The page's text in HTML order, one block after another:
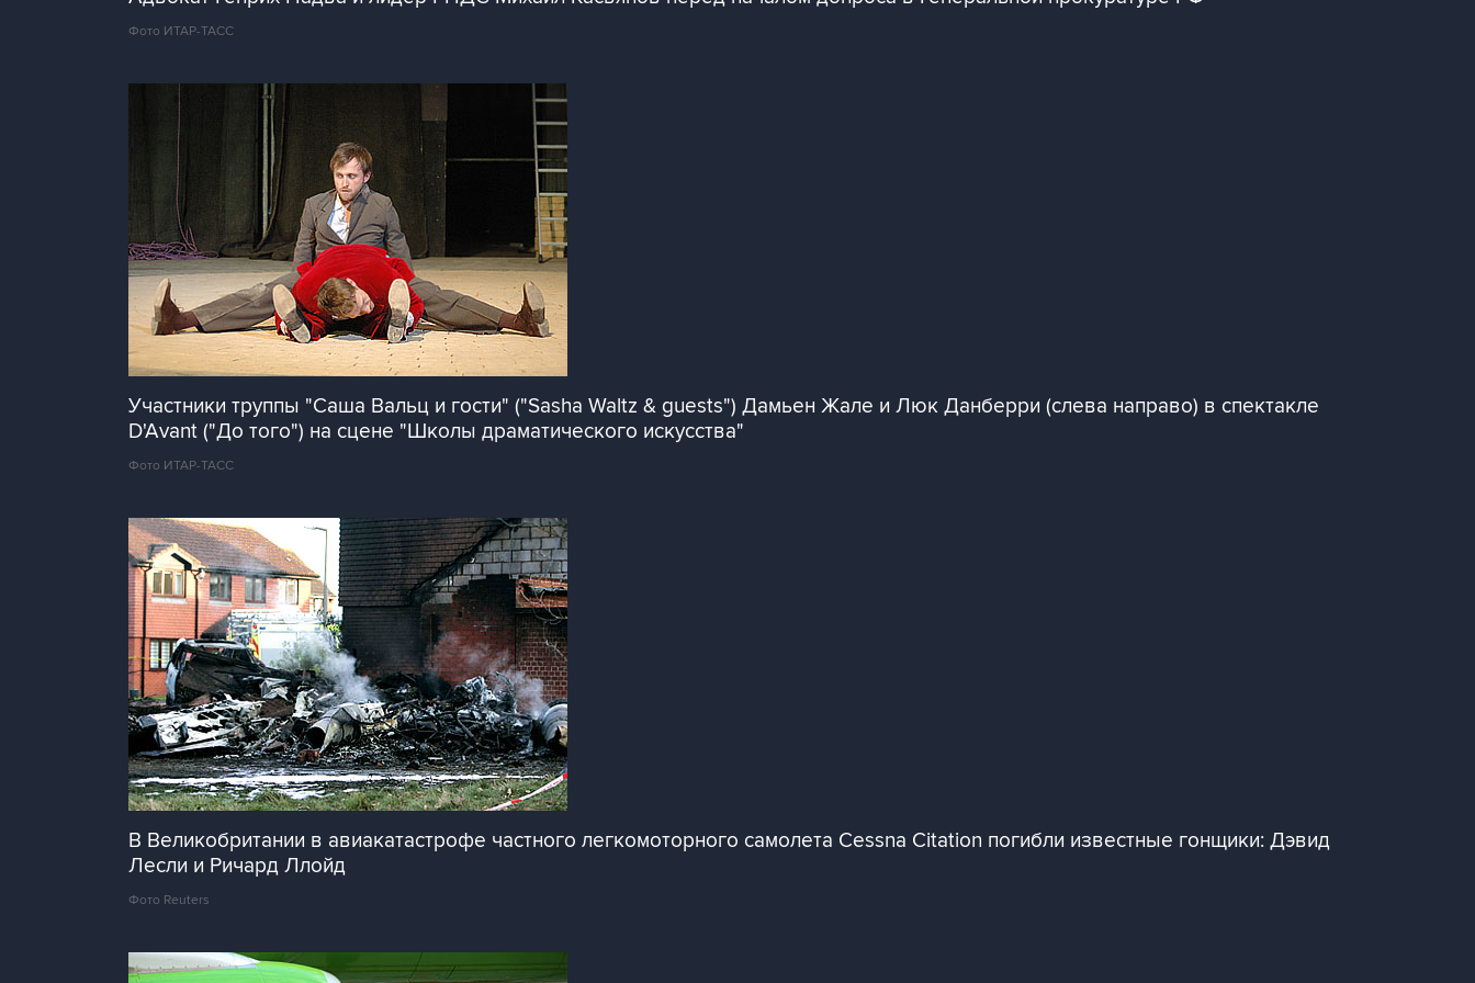
Фото ИТАР-ТАСС
Участники труппы "Саша Вальц и гости" ("Sasha Waltz & guests") Дамьен Жале и Люк Данберри (слева направо) в спектакле
D'Avant ("До того") на сцене "Школы драматического искусства"
Фото ИТАР-ТАСС
В Великобритании в авиакатастрофе частного легкомоторного самолета Cessna Citation погибли известные гонщики: Дэвид
Лесли и Ричард Ллойд
Фото Reuters